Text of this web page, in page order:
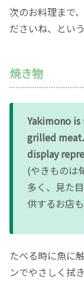
次のお料理まで
ださいね、とい
焼き物
Yakimono
grilled
display
(やきものは
多く、見た
供するお店
たべる時に魚に
ンでやさしく拭